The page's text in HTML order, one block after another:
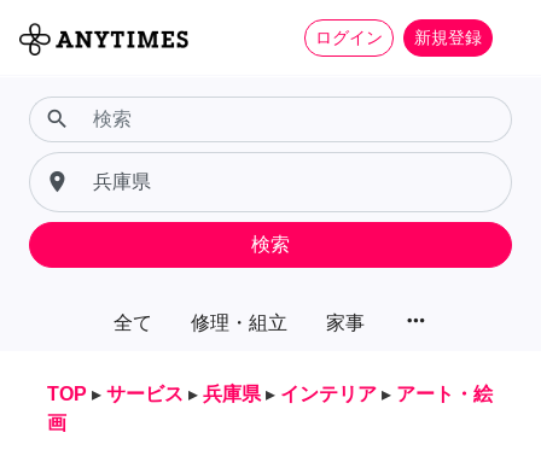
ログイン 新規登録
全て 修理・組立 家事 more_horiz
search
place
検索
TOP ▸ サービス ▸ 兵庫県 ▸ インテリア ▸ アート・絵
画